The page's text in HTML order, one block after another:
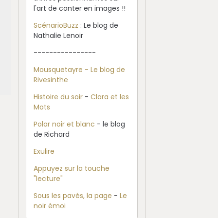
l'art de conter en images !!
ScénarioBuzz : Le blog de
Nathalie Lenoir
----------------
Mousquetayre - Le blog de
Rivesinthe
Histoire du soir -Clara et les
Mots
Polar noir et blanc - le blog
de Richard
Exulire
Appuyez sur la touche
"lecture"
Sous les pavés, la page -Le
noir émoi